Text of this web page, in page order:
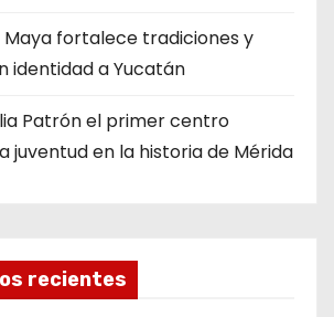
Maya fortalece tradiciones y
identidad a Yucatán
Patrón el primer centro
juventud en la historia de Mérida
recientes